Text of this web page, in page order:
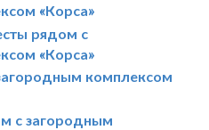
«Корса»
рядом с
«Корса»
комплексом
с загородным